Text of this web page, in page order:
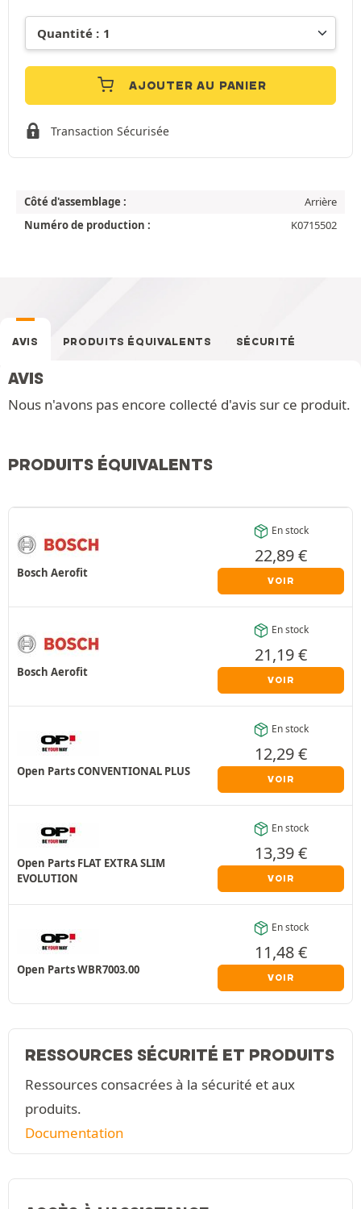
AJOUTER AU PANIER
Transaction Sécurisée
Côté d'assemblage :
Arrière
Numéro de production :
K0715502
AVIS PRODUITS ÉQUIVALENTS SÉCURITÉ
AVIS
Nous n'avons pas encore collecté d'avis sur ce produit.
PRODUITS ÉQUIVALENTS
Bosch Aerofit
En stock
22,89€
VOIR
Bosch Aerofit
En stock
21,19€
VOIR
Open Parts CONVENTIONAL PLUS
En stock
12,29€
VOIR
Open Parts FLAT EXTRA SLIM
EVOLUTION
En stock
13,39€
VOIR
Open Parts WBR7003.00
En stock
11,48€
VOIR
RESSOURCES SÉCURITÉ ET PRODUITS
Ressources consacrées à la sécurité et aux
produits.
Documentation